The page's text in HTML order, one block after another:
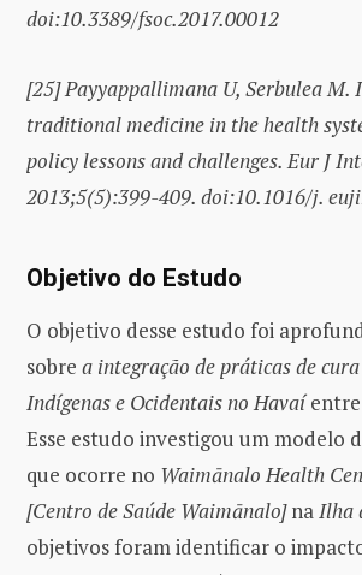
doi:10.3389/fsoc.2017.00012
[25]Payyappallimana U, Serbulea M.
traditional medicine in the health
policy lessons and challenges.Eur J
2013;5(5):399-409. doi:10.1016/j.
Objetivo do Estudo
O objetivo desse estudo foi
sobre a integração de práticas de
Indígenas e Ocidentais no Havaí
Esse estudo investigou um modelo
que ocorre no Waimānalo Health
[Centro de Saúde Waimānalo]naIlha
objetivos foram identificar o